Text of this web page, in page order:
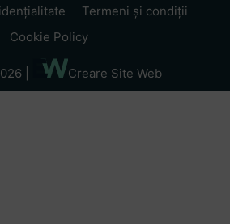
Termeni și condiții
Cookie Policy
| Creare Site Web